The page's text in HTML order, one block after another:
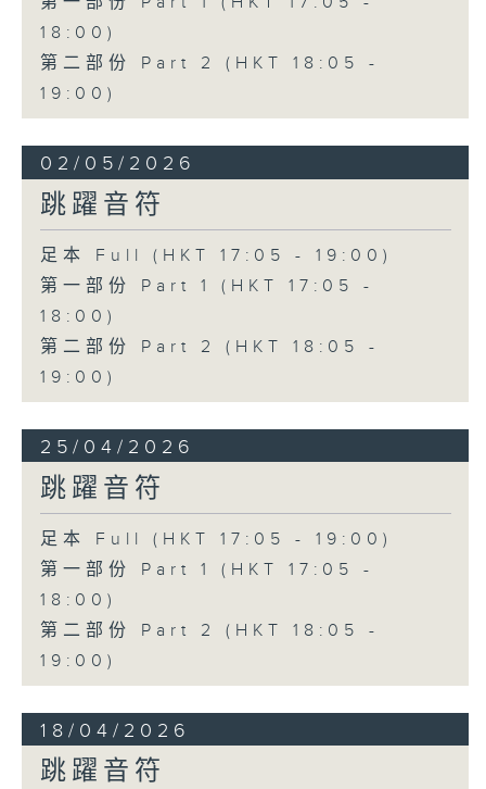
18:00)
第二部份 Part 2 (HKT 18:05 -
19:00)
02/05/2026
跳躍音符
足本 Full (HKT 17:05 - 19:00)
第一部份 Part 1 (HKT 17:05 -
18:00)
第二部份 Part 2 (HKT 18:05 -
19:00)
25/04/2026
跳躍音符
足本 Full (HKT 17:05 - 19:00)
第一部份 Part 1 (HKT 17:05 -
18:00)
第二部份 Part 2 (HKT 18:05 -
19:00)
18/04/2026
跳躍音符